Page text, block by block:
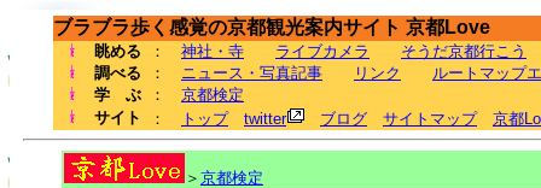
ブラブラ歩く感覚の京都観光案内サイト 京都Love
眺める ： 神社・寺 ライブカメラ
そうだ京都行こう
調べる
： ニュース・写真記事 リンク
ルートマップ
学 ぶ
： 京都検定
サイト
： トップ twitter ブログ サイトマップ 京都
＞ 京都検定